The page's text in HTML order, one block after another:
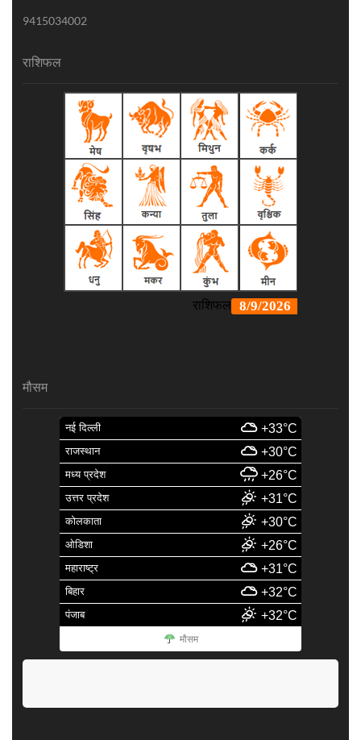
9415034002
राशिफल
मौसम
नई दिल्ली +33°C
राजस्थान +30°C
मध्य प्रदेश +26°C
उत्तर प्रदेश +31°C
कोलकाता +30°C
ओडिशा +26°C
महाराष्ट्र +31°C
बिहार +32°C
पंजाब +32°C
मौसम